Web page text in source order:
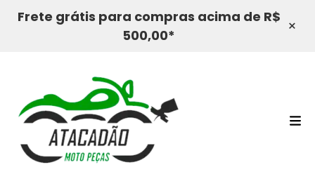
Frete grátis para compras acima de R$
500,00*
×